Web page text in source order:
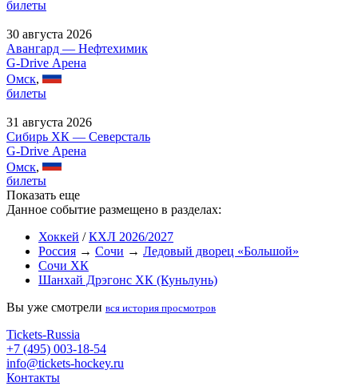
билеты
30 августа 2026
Авангард — Нефтехимик
G-Drive Арена
Омск,
билеты
31 августа 2026
Сибирь ХК — Северсталь
G-Drive Арена
Омск,
билеты
Показать еще
Данное событие размещено в разделах:
Хоккей /КХЛ 2026/2027
Россия → Сочи → Ледовый дворец «Большой»
Сочи ХК
Шанхай Дрэгонс ХК (Куньлунь)
Вы уже смотрели вся история просмотров
Tickets-Russia
+7 (495) 003-18-54
info@tickets-hockey.ru
Контакты